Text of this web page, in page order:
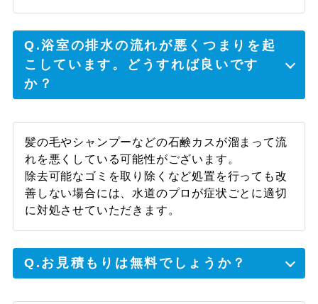
Q.浴室の排水の流れが悪くつまりを起
こしています。どうすれば良いです
か？
髪の毛やシャンプーなどの石鹸カスが溜まって流
れを悪くしている可能性がございます。
除去可能なゴミを取り除くなど処置を行っても改
善しない場合には、水道のプロが症状ごとに適切
に対処させていただきます。
Q.お見積もりは無料でしょうか？